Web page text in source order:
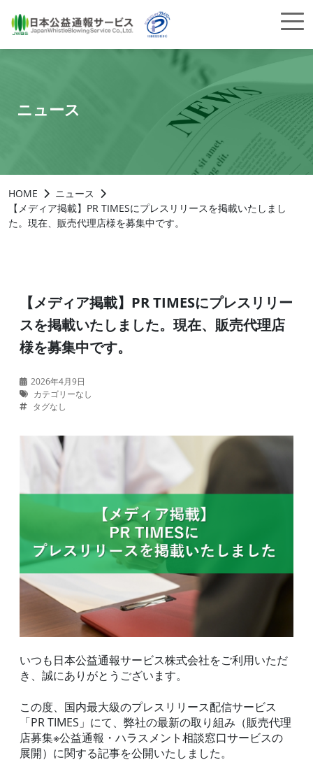
ニュース
HOME
ニュース
【メディア掲載】PR TIMESにプレスリリースを掲載いたしまし
た。現在、販売代理店様を募集中です。
【メディア掲載】PR TIMESにプレスリリー
スを掲載いたしました。現在、販売代理店
様を募集中です。
2026年4月9日
カテゴリーなし
タグなし
いつも日本公益通報サービス株式会社をご利用いただ
き、誠にありがとうございます。
この度、国内最大級のプレスリリース配信サービス
「PR TIMES」にて、弊社の最新の取り組み（販売代理
店募集※公益通報・ハラスメント相談窓口サービスの
展開）に関する記事を公開いたしました。